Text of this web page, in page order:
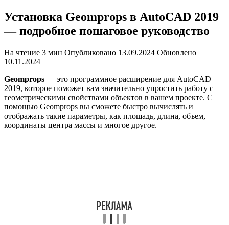
Установка Geomprops в AutoCAD 2019
— подробное пошаговое руководство
На чтение 3 мин Опубликовано 13.09.2024 Обновлено
10.11.2024
Geomprops — это программное расширение для AutoCAD
2019, которое поможет вам значительно упростить работу с
геометрическими свойствами объектов в вашем проекте. С
помощью Geomprops вы сможете быстро вычислять и
отображать такие параметры, как площадь, длина, объем,
координаты центра массы и многое другое.